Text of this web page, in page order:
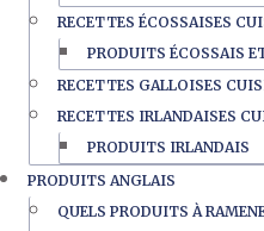
RECETTES ÉCOSSAISES
PRODUITS ÉCOSSAIS
RECETTES GALLOISES
RECETTES IRLANDAISES
PRODUITS IRLANDAIS
PRODUITS ANGLAIS
QUELS PRODUITS À